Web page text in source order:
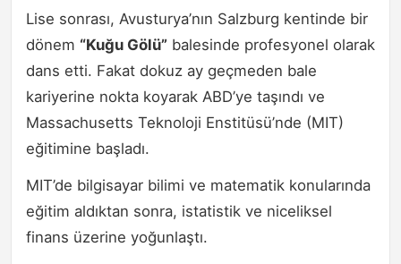
Lise sonrası, Avusturya’nın Salzburg kentinde bir
dönem “Kuğu Gölü” balesinde profesyonel olarak
dans etti. Fakat dokuz ay geçmeden bale
kariyerine nokta koyarak ABD’ye taşındı ve
Massachusetts Teknoloji Enstitüsü’nde (MIT)
eğitimine başladı.
MIT’de bilgisayar bilimi ve matematik konularında
eğitim aldıktan sonra, istatistik ve niceliksel
finans üzerine yoğunlaştı.